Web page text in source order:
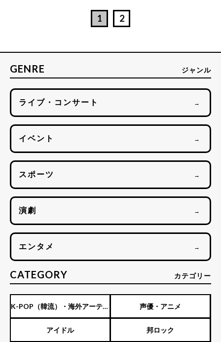
1 2
GENRE ジャンル
ライブ・コンサート →
イベント →
スポーツ →
演劇 →
エンタメ →
CATEGORY カテゴリー
K-POP（韓流）・海外アーティ
スト
声優・アニメ
アイドル 邦ロック